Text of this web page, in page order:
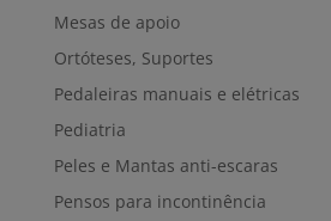
Mesas de apoio
Ortóteses, Suportes
Pedaleiras manuais e elétricas
Pediatria
Peles e Mantas anti-escaras
Pensos para incontinência